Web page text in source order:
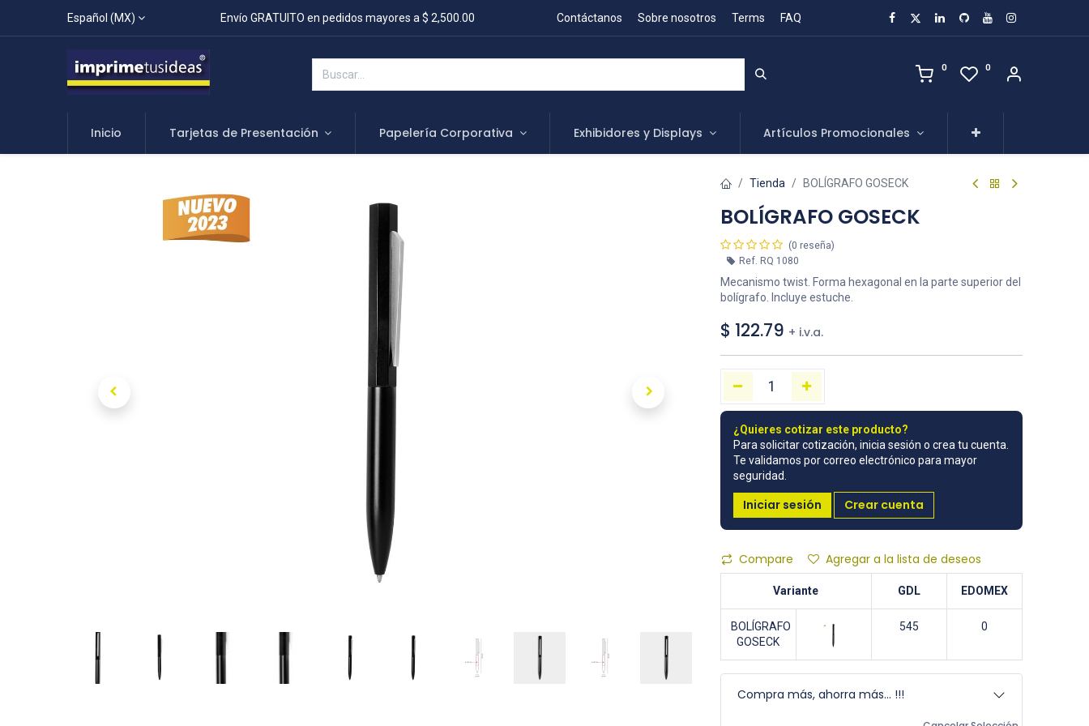
Español (MX) Envío GRATUITO en pedidos mayores a $ 2,500.00 Contáctanos Sobre nosotros Terms FAQ
0 0
Inicio Tarjetas de Presentación Papelería Corporativa Exhibidores y Displays Artículos Promocionales
Tienda BOLÍGRAFO GOSECK
BOLÍGRAFO GOSECK
(0 reseña)
Ref. RQ 1080
Mecanismo twist. Forma hexagonal en la parte superior del
bolígrafo. Incluye estuche.
$ 122.79 + i.v.a.
¿Quieres cotizar este producto?
Para solicitar cotización, inicia sesión o crea tu cuenta.
Te validamos por correo electrónico para mayor
seguridad.
Iniciar sesión Crear cuenta
Compare Agregar a la lista de deseos
Variante GDL EDOMEX
BOLÍGRAFO
GOSECK
545 0
Compra más, ahorra más... !!!